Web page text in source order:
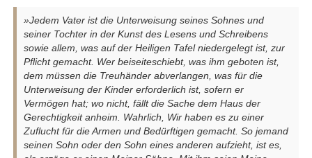
»Jedem Vater ist die Unterweisung seines Sohnes und
seiner Tochter in der Kunst des Lesens und Schreibens
sowie allem, was auf der Heiligen Tafel niedergelegt ist, zur
Pflicht gemacht. Wer beiseiteschiebt, was ihm geboten ist,
dem müssen die Treuhänder abverlangen, was für die
Unterweisung der Kinder erforderlich ist, sofern er
Vermögen hat; wo nicht, fällt die Sache dem Haus der
Gerechtigkeit anheim. Wahrlich, Wir haben es zu einer
Zuflucht für die Armen und Bedürftigen gemacht. So jemand
seinen Sohn oder den Sohn eines anderen aufzieht, ist es,